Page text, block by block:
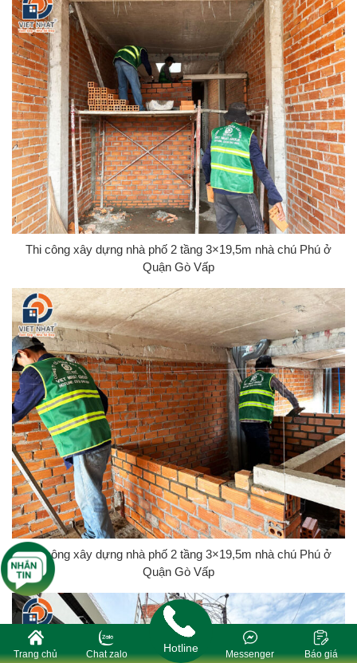
Thi công xây dựng nhà phố 2 tầng 3×19,5m nhà chú Phú ở
Quận Gò Vấp
Thi công xây dựng nhà phố 2 tầng 3×19,5m nhà chú Phú ở
Quận Gò Vấp
Trang chủ Chat zalo Báo giá
Messenger
Hotline